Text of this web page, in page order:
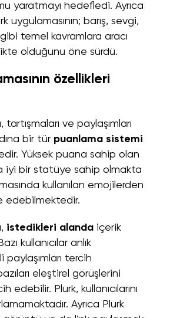
yaratmayı hedefledi. Ayrıca
uygulamasının; barış, sevgi,
temel kavramlara aracı
olduğunu öne sürdü.
özellikleri
tartışmaları ve paylaşımları
bir tür puanlama sistemi
Yüksek puana sahip olan
iyi bir statüye sahip olmakta
kullanılan emojilerden
edebilmektedir.
istedikleri alanda içerik
kullanıcılar anlık
paylaşımları tercih
eleştirel görüşlerini
edebilir. Plurk, kullanıcılarını
Ayrıca Plurk